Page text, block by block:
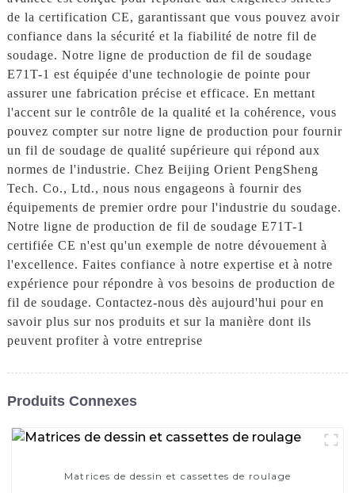
de la certification CE, garantissant que vous pouvez avoir
confiance dans la sécurité et la fiabilité de notre fil de
soudage. Notre ligne de production de fil de soudage
E71T-1 est équipée d'une technologie de pointe pour
assurer une fabrication précise et efficace. En mettant
l'accent sur le contrôle de la qualité et la cohérence, vous
pouvez compter sur notre ligne de production pour fournir
un fil de soudage de qualité supérieure qui répond aux
normes de l'industrie. Chez Beijing Orient PengSheng
Tech. Co., Ltd., nous nous engageons à fournir des
équipements de premier ordre pour l'industrie du soudage.
Notre ligne de production de fil de soudage E71T-1
certifiée CE n'est qu'un exemple de notre dévouement à
l'excellence. Faites confiance à notre expertise et à notre
expérience pour répondre à vos besoins de production de
fil de soudage. Contactez-nous dès aujourd'hui pour en
savoir plus sur nos produits et sur la manière dont ils
peuvent profiter à votre entreprise
Produits Connexes
Matrices de dessin et cassettes de roulage